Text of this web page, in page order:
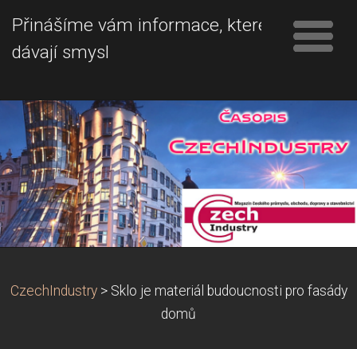
Přinášíme vám informace, které
dávají smysl
CzechIndustry > Sklo je materiál budoucnosti pro fasády
domů